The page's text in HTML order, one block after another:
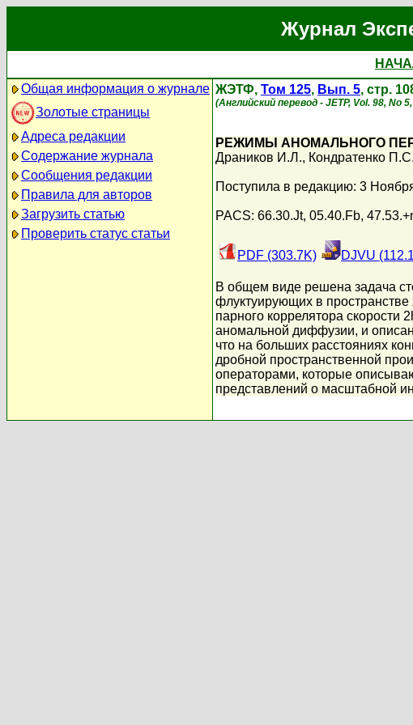
Журнал
Общая информация о журнале
Золотые страницы
Адреса редакции
Содержание журнала
Сообщения редакции
Правила для авторов
Загрузить статью
Проверить статус статьи
ЖЭТФ, Том 125, Вып. 5, стр.
(Английский перевод - JETP, Vol. 98, No
РЕЖИМЫ АНОМАЛЬНОГО
Драников И.Л., Кондратенко П.С.
Поступила в редакцию: 3
PACS: 66.30.Jt, 05.40.Fb,
PDF (303.7K) DJVU
В общем виде решена задача
флуктуирующих в
парного коррелятора
аномальной диффузии, и
что на больших расстояниях
дробной пространственной
операторами, которые
представлений о масштабной